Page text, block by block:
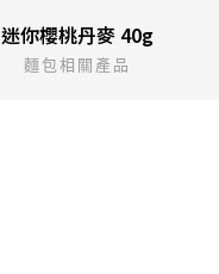
迷你櫻桃丹麥 40g
麵包相關產品